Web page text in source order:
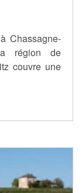
Chassagne-
région de
couvre une